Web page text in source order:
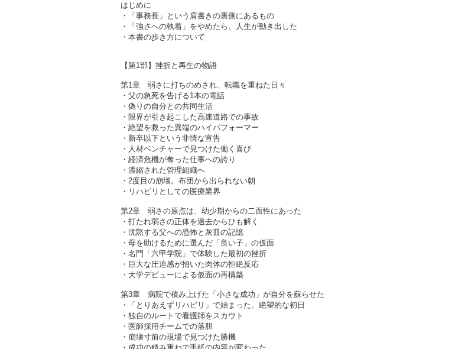
はじめに
・「事務長」という肩書きの裏側にあるもの
・「強さへの執着」をやめたら、人生が動き出した
・本書の歩き方について
【第1部】挫折と再生の物語
第1章 弱さに打ちのめされ、転職を重ねた日々
・父の急死を告げる1本の電話
・偽りの自分との共同生活
・限界が引き起こした高速道路での事故
・絶望を救った異端のハイパフォーマー
・新卒以下という非情な宣告
・人材ベンチャーで見つけた働く喜び
・経済危機が奪った仕事への誇り
・濃縮された管理組織へ
・2度目の崩壊。布団から出られない朝
・リハビリとしての医療業界
第2章 弱さの原点は、幼少期からの二面性にあった
・打たれ弱さの正体を過去からひも解く
・沈黙する父への恐怖と灰皿の記憶
・母を助けるために選んだ「良い子」の仮面
・名門「六甲学院」で体験した最初の挫折
・巨大な圧迫感が招いた肉体の拒絶反応
・大学デビューによる仮面の再構築
第3章 病院で積み上げた「小さな成功」が自分を蘇らせた
・「とりあえずリハビリ」で始まった、絶望的な初日
・独自のルートで看護師をスカウト
・医師採用チームでの落胆
・崩壊寸前の現場で見つけた勝機